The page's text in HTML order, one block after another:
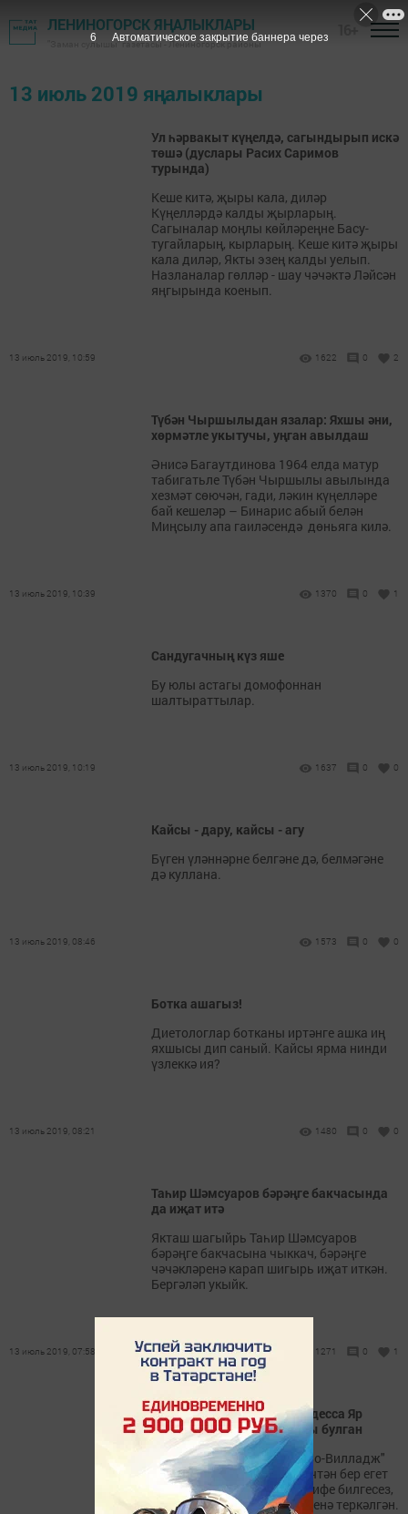
ЛЕНИНОГОРСК ЯҢАЛЫКЛАРЫ
"Заман сулышы" газетасы - Лениногорск районы
13 июль 2019 яңалыклары
Ул һәрвакыт күңелдә, сагындырып искә
төшә (дуслары Расих Саримов
турында)
Кеше китә, җыры кала, диләр
Күңелләрдә калды җырларың.
Сагыналар моңлы көйләреңне Басу-
тугайларың, кырларың. Кеше китә җыры
кала диләр, Якты эзең калды уелып.
Назланалар гөлләр - шау чәчәктә Ләйсән
яңгырында коенып.
13 июль 2019, 10:59 1622 0 2
Түбән Чыршылыдан язалар: Яхшы әни,
хөрмәтле укытучы, уңган авылдаш
Әнисә Багаутдинова 1964 елда матур
табигатьле Түбән Чыршылы авылында
хезмәт сөючән, гади, ләкин күңелләре
бай кешеләр – Бинарис абый белән
Миңсылу апа гаиләсендә дөньяга килә.
13 июль 2019, 10:39 1370 0 1
Сандугачның күз яше
Бу юлы астагы домофоннан
шалтыраттылар.
13 июль 2019, 10:19 1637 0 0
Кайсы - дару, кайсы - агу
Бүген үләннәрне белгәне дә, белмәгәне
дә куллана.
13 июль 2019, 08:46 1573 0 0
Ботка ашагыз!
Диетологлар ботканы иртәнге ашка иң
яхшысы дип саный. Кайсы ярма нинди
үзлеккә ия?
13 июль 2019, 08:21 1480 0 0
Таһир Шәмсуаров бәрәңге бакчасында
да иҗат итә
Якташ шагыйрь Таһир Шәмсуаров
бәрәңге бакчасына чыккач, бәрәңге
чәчәкләренә карап шигырь иҗат иткән.
Бергәләп укыйк.
13 июль 2019, 07:58 1271 0 1
Мәскәүдә үтерелгән стюардесса Яр
Чаллының иң чибәр сылуы булган
Билгеле булуынча, "Внуково-Вилладж"
кунакханәсенә Альбина кичтән бер егет
белән урнашкан. Исем-шәрифе билгесез,
чөнки номер Альбина исеменә теркәлгән.
6 Автоматическое закрытие баннера через